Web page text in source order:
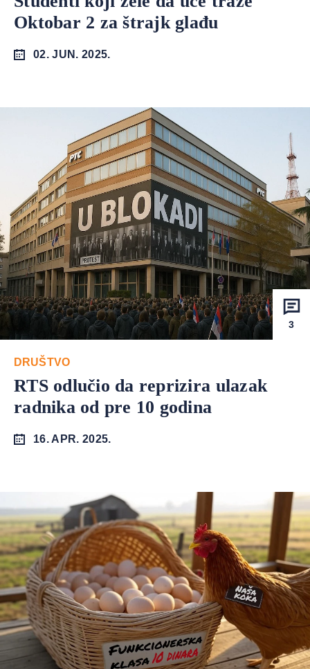
Oktobar 2 za štrajk glađu
02. JUN. 2025.
3
DRUŠTVO
RTS odlučio da reprizira ulazak
radnika od pre 10 godina
16. APR. 2025.